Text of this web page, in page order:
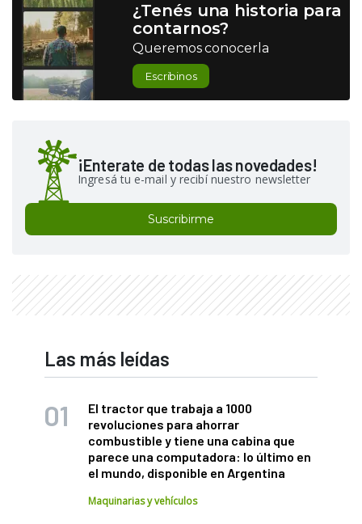
¿Tenés una historia para
contarnos?
Queremos conocerla
Escribinos
¡Enterate de todas las novedades!
Ingresá tu e-mail y recibí nuestro newsletter
Suscribirme
Las más leídas
El tractor que trabaja a 1000
revoluciones para ahorrar
combustible y tiene una cabina que
parece una computadora: lo último en
el mundo, disponible en Argentina
Maquinarias y vehículos